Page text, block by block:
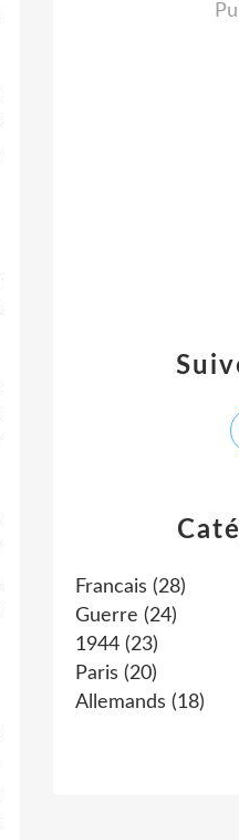
Francais (28)
Guerre (24)
1944 (23)
Paris (20)
Allemands (18)